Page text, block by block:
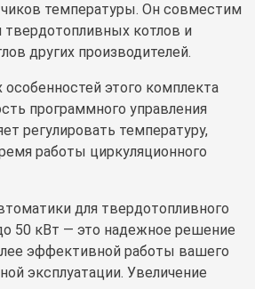
температуры. Он совместим
котлов и
других производителей.
этого комплекта
программного управления
регулировать температуру,
работы циркуляционного
для твердотопливного
50 кВт — это надежное решение
эффективной работы вашего
эксплуатации. Увеличение